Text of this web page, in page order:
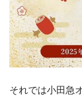
それでは小田急